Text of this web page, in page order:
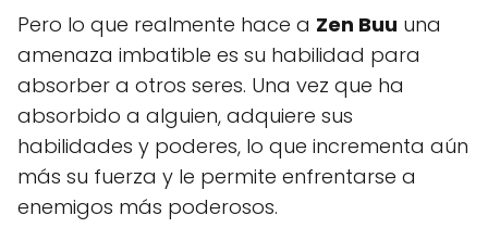
Pero lo que realmente hace a Zen Buu una
amenaza imbatible es su habilidad para
absorber a otros seres. Una vez que ha
absorbido a alguien, adquiere sus
habilidades y poderes, lo que incrementa aún
más su fuerza y le permite enfrentarse a
enemigos más poderosos.